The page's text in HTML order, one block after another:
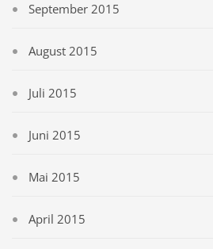
September 2015
August 2015
Juli 2015
Juni 2015
Mai 2015
April 2015